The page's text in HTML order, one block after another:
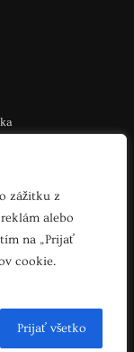
zážitku z
alebo
na „Prijať
cookie.
Prijať všetko